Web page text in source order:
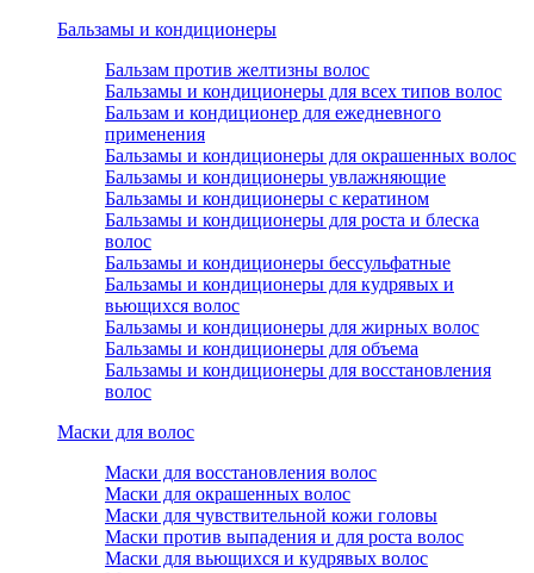
Бальзамы и кондиционеры
Бальзам против желтизны волос
Бальзамы и кондиционеры для всех типов волос
Бальзам и кондиционер для ежедневного
применения
Бальзамы и кондиционеры для окрашенных волос
Бальзамы и кондиционеры увлажняющие
Бальзамы и кондиционеры с кератином
Бальзамы и кондиционеры для роста и блеска
волос
Бальзамы и кондиционеры бессульфатные
Бальзамы и кондиционеры для кудрявых и
вьющихся волос
Бальзамы и кондиционеры для жирных волос
Бальзамы и кондиционеры для объема
Бальзамы и кондиционеры для восстановления
волос
Маски для волос
Маски для восстановления волос
Маски для окрашенных волос
Маски для чувствительной кожи головы
Маски против выпадения и для роста волос
Маски для вьющихся и кудрявых волос